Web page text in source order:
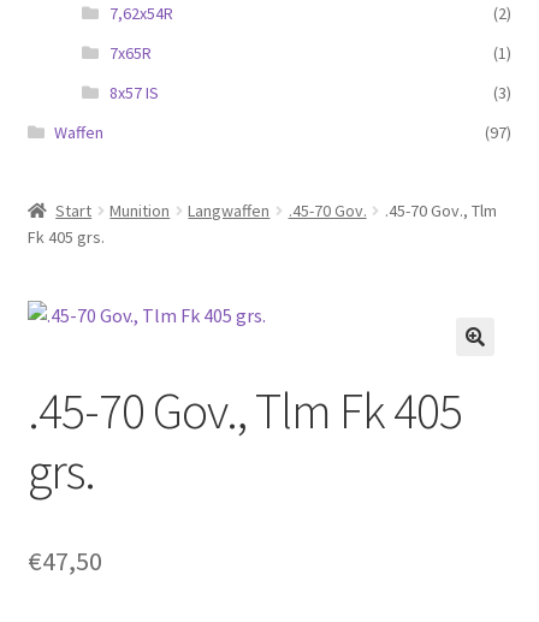
7,62x54R
(2)
7x65R
(1)
8x57 IS
(3)
Waffen
(97)
Start Munition Langwaffen .45-70 Gov.
.45-70 Gov., Tlm
Fk 405 grs.
.45-70 Gov., Tlm Fk 405
grs.
€47,50